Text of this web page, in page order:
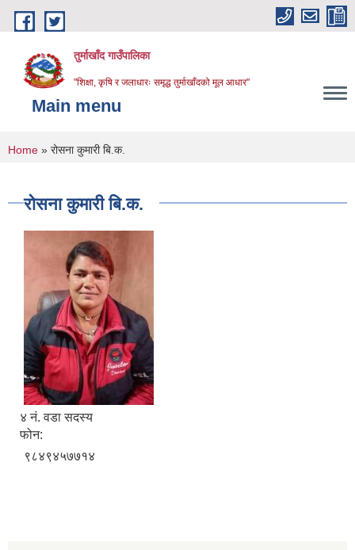
Skip to main content
तुर्माखाँद गाउँपालिका
"शिक्षा, कृषि र जलाधारः समृद्ध तुर्माखाँदको मूल आधार"
Main menu
You are here
Home » रोसना कुमारी बि.क.
रोसना कुमारी बि.क.
४ नं. वडा सदस्य
फोन:
९८४९४५७७१४